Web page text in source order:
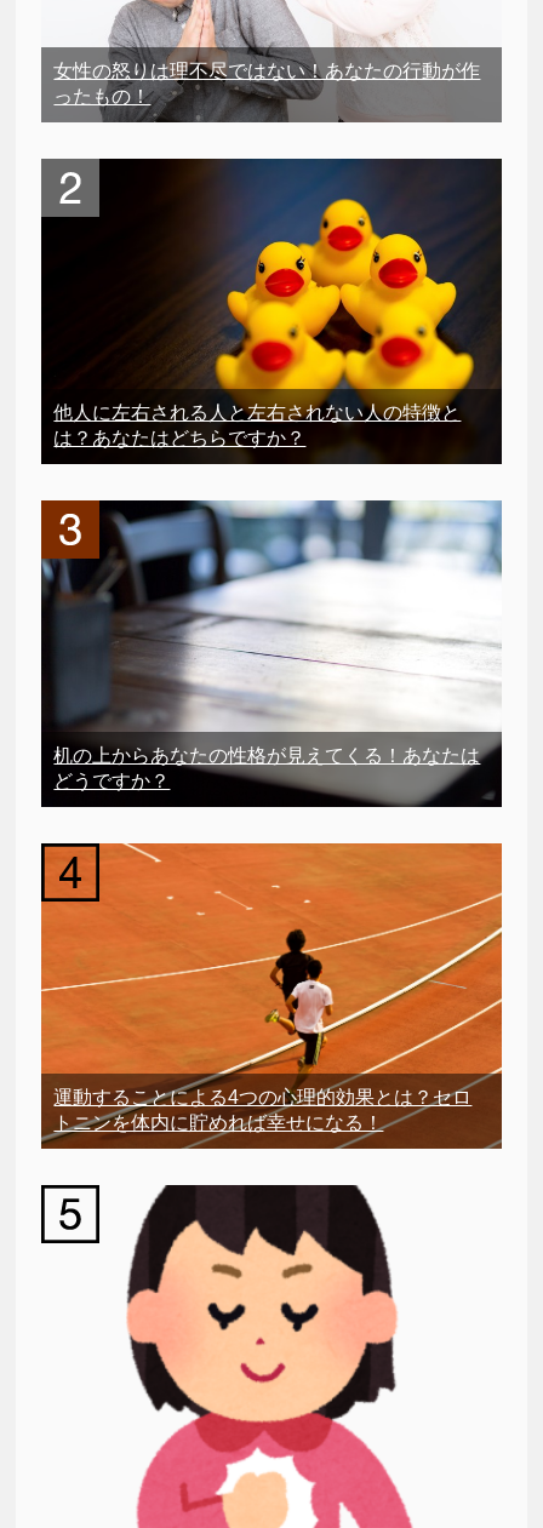
女性の怒りは理不尽ではない！あなたの行動が作
ったもの！
他人に左右される人と左右されない人の特徴と
は？あなたはどちらですか？
机の上からあなたの性格が見えてくる！あなたは
どうですか？
運動することによる4つの心理的効果とは？セロ
トニンを体内に貯めれば幸せになる！